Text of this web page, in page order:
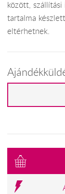
között, szállítási
tartalma
eltérhetnek.